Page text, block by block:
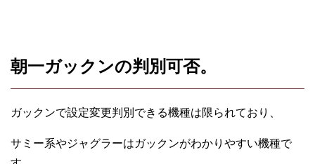
朝一ガックンの判別可否。
ガックンで設定変更判別できる機種は限られており、
サミー系やジャグラーはガックンがわかりやすい機種で